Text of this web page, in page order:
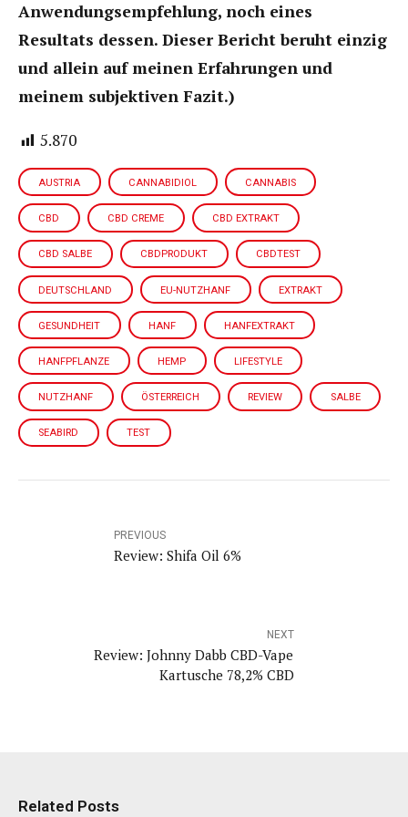
Anwendungsempfehlung, noch eines
Resultats dessen. Dieser Bericht beruht einzig
und allein auf meinen Erfahrungen und
meinem subjektiven Fazit.)
5.870
AUSTRIA CANNABIDIOL CANNABIS
CBD CBD CREME CBD EXTRAKT
CBD SALBE CBDPRODUKT CBDTEST
DEUTSCHLAND EU-NUTZHANF EXTRAKT
GESUNDHEIT HANF HANFEXTRAKT
HANFPFLANZE HEMP LIFESTYLE
NUTZHANF ÖSTERREICH REVIEW SALBE
SEABIRD TEST
PREVIOUS
Review: Shifa Oil 6%
NEXT
Review: Johnny Dabb CBD-Vape
Kartusche 78,2% CBD
Related Posts
Review: Goldextrakt mit Hanföl